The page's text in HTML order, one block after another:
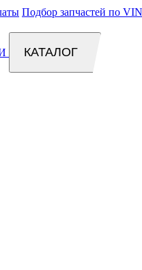
Подбор запчастей по
КАТАЛОГ